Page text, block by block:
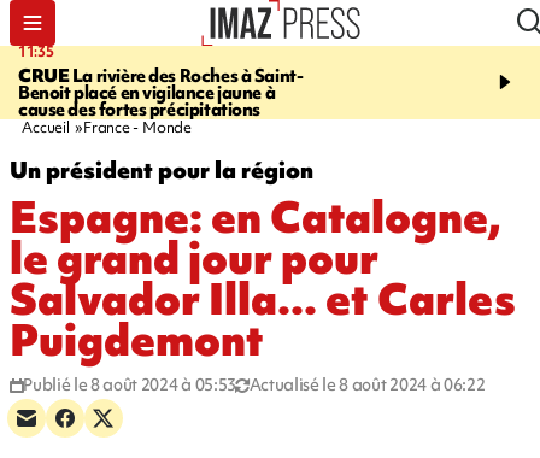
11:35
CRUELa rivière des Roches à Saint-
Benoit placé en vigilance jaune à
cause des fortes précipitations
11:57
Le
Papang a repris du
Accueil France - Monde
Un président pour la région
Espagne: en Catalogne,
le grand jour pour
Salvador Illa... et Carles
Puigdemont
Publié le 8 août 2024 à 05:53 Actualisé le 8 août 2024 à 06:22